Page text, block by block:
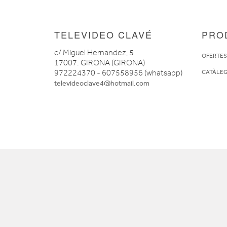
TELEVIDEO CLAVÉ
c/ Miguel Hernandez, 5
17007. GIRONA (GIRONA)
972224370 - 607558956 (whatsapp)
televideoclave4@hotmail.com
OFERTES